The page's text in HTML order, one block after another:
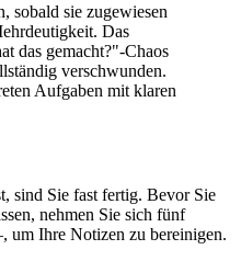
sobald sie zugewiesen
Das
das gemacht?"-Chaos
verschwunden.
Aufgaben mit klaren
sind Sie fast fertig. Bevor Sie
nehmen Sie sich fünf
um Ihre Notizen zu bereinigen.